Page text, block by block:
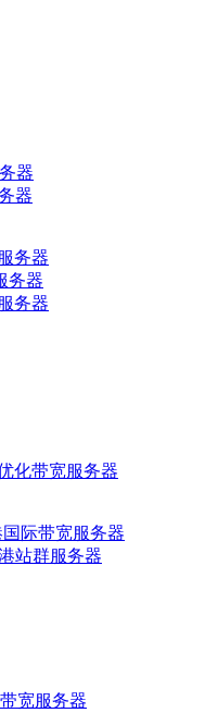
器
器
务器
务器
务器
化带宽服务器
际带宽服务器
站群服务器
宽服务器